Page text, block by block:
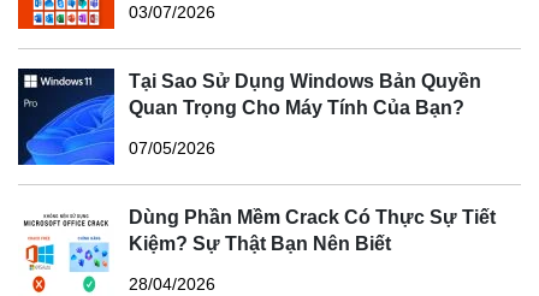
03/07/2026
Tại Sao Sử Dụng Windows Bản Quyền
Quan Trọng Cho Máy Tính Của Bạn?
07/05/2026
Dùng Phần Mềm Crack Có Thực Sự Tiết
Kiệm? Sự Thật Bạn Nên Biết
28/04/2026